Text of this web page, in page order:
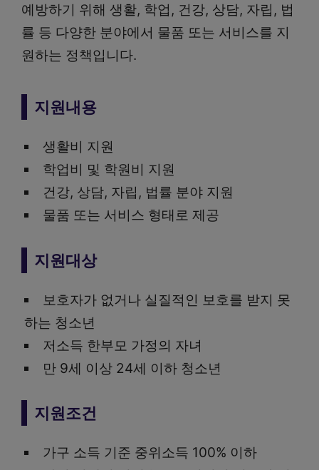
예방하기 위해 생활, 학업, 건강, 상담, 자립, 법
률 등 다양한 분야에서 물품 또는 서비스를 지
원하는 정책입니다.
지원내용
생활비 지원
학업비 및 학원비 지원
건강, 상담, 자립, 법률 분야 지원
물품 또는 서비스 형태로 제공
지원대상
보호자가 없거나 실질적인 보호를 받지 못
하는 청소년
저소득 한부모 가정의 자녀
만 9세 이상 24세 이하 청소년
지원조건
가구 소득 기준 중위소득 100% 이하